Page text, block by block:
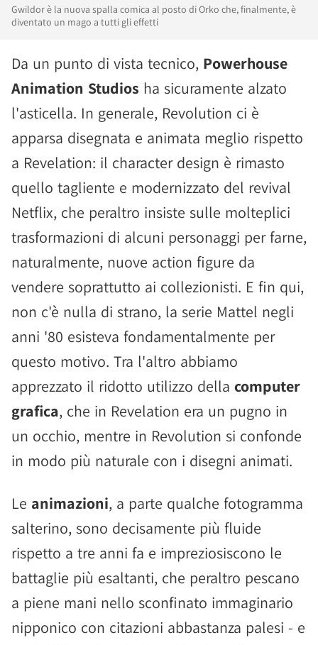
Gwildor è la nuova spalla comica al posto di Orko che, finalmente, è
diventato un mago a tutti gli effetti
Da un punto di vista tecnico, Powerhouse
Animation Studios ha sicuramente alzato
l'asticella. In generale, Revolution ci è
apparsa disegnata e animata meglio rispetto
a Revelation: il character design è rimasto
quello tagliente e modernizzato del revival
Netflix, che peraltro insiste sulle molteplici
trasformazioni di alcuni personaggi per farne,
naturalmente, nuove action figure da
vendere soprattutto ai collezionisti. E fin qui,
non c'è nulla di strano, la serie Mattel negli
anni '80 esisteva fondamentalmente per
questo motivo. Tra l'altro abbiamo
apprezzato il ridotto utilizzo della computer
grafica, che in Revelation era un pugno in
un occhio, mentre in Revolution si confonde
in modo più naturale con i disegni animati.
Le animazioni, a parte qualche fotogramma
salterino, sono decisamente più fluide
rispetto a tre anni fa e impreziosiscono le
battaglie più esaltanti, che peraltro pescano
a piene mani nello sconfinato immaginario
nipponico con citazioni abbastanza palesi - e